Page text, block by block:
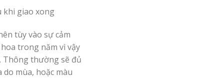
khi giao xong
tùy vào sự cảm
trong năm vì vậy
Thông thường sẽ đủ
mùa, hoặc màu